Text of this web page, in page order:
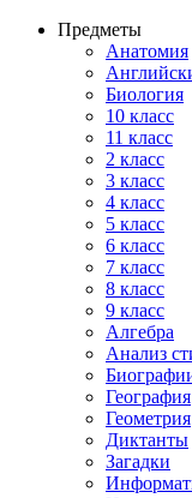
Предметы
Анатомия
Биология
10 класс
11 класс
2 класс
3 класс
4 класс
5 класс
6 класс
7 класс
8 класс
9 класс
Алгебра
Анализ
География
Геометрия
Диктанты
Загадки